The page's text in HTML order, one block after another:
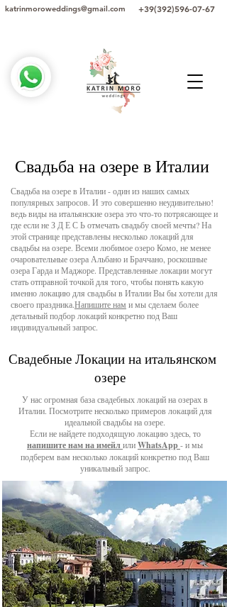
+39(392)596-07-67
katrinmoroweddings@gmail.com
Свадьба на озере в Италии
Свадьба на озере в Италии - один из наших самых
популярных запросов. И это совершенно неудивительно!
ведь виды на итальянские озера это что-то потрясающее и
где если не З Д Е С Ь отмечать свадьбу своей мечты? На
этой странице представлены несколько локаций для
свадьбы на озере. Всеми любимое озеро Комо, не менее
очаровательные озера Альбано и Браччано, роскошные
озера Гарда и Маджоре. Представленные локации могут
стать отправной точкой для того, чтобы понять какую
именно локацию для свадьбы в Италии Вы бы хотели для
своего праздника.Напишите нам и мы сделаем более
детальный подбор локаций конкретно под Ваш
индивидуальный запрос.
Свадебные Локации на итальянском
озере
У нас огромная база свадебных локаций на озерах в
Италии. Посмотрите несколько примеров локаций для
идеальной свадьбы на озере.
Если не найдете подходящую локацию здесь, то
напишите нам на имейлилиWhatsApp- и мы
подберем вам несколько локаций конкретно под Ваш
уникальный запрос.